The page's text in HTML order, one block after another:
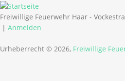
Freiwillige Feuerwehr Haar -
| Anmelden
Urheberrecht © 2026, Freiwillige